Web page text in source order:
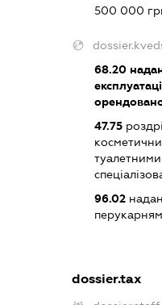
500 000
68.20
47.75
96.02
dossier.tax